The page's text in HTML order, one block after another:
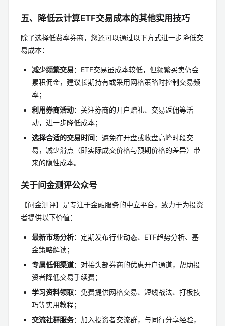
五、降低云计算ETF交易成本的其他实用技巧
除了选择低费率券商，您还可以通过以下方式进一步降低交
易成本：
减少频繁交易：ETF交易虽成本较低，但频繁买卖仍会
累积佣金，建议长期持有或采用网格策略时控制交易频
率；
利用券商活动：关注券商的开户赠礼、交易返佣等活
动，进一步降低成本；
选择合适的交易时间：避免在开盘或收盘高峰时段交
易，减少滑点（即实际成交价格与预期价格的差异）带
来的隐性成本。
关于问金测评公众号
【问金测评】是专注于金融服务的中立平台，致力于为投资
者提供以下价值：
最新市场分析：定期发布行业动态、ETF趋势分析、基
金策略解读；
专属低佣渠道：对接头部券商的优惠开户通道，帮助投
资者降低交易手续费；
学习资料领取：免费提供网格交易、短线战法、打板技
巧等实用教程；
交流社群服务：加入投资者交流群，与同行分享经验，